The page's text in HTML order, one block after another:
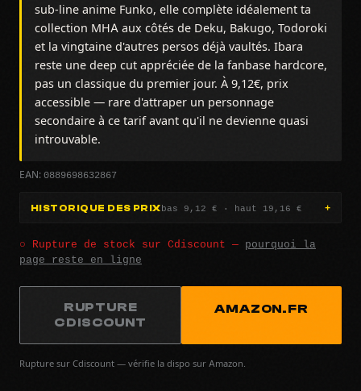
sub-line anime Funko, elle complète idéalement ta
collection MHA aux côtés de Deku, Bakugo, Todoroki
et la vingtaine d'autres persos déjà vaultés. Ibara
reste une deep cut appréciée de la fanbase hardcore,
pas un classique du premier jour. À 9,12€, prix
accessible — rare d'attraper un personnage
secondaire à ce tarif avant qu'il ne devienne quasi
introuvable.
EAN: 0889698632867
HISTORIQUE DES PRIXbas 9,12 € · haut 19,16 €
○ Rupture de stock sur Cdiscount — pourquoi la
page reste en ligne
RUPTURE
CDISCOUNT
AMAZON.FR
Rupture sur Cdiscount — vérifie la dispo sur Amazon.